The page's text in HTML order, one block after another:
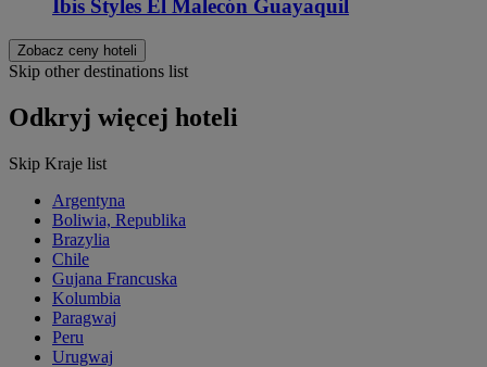
Ibis Styles El Malecón Guayaquil
Zobacz ceny hoteli
Skip other destinations list
Odkryj więcej hoteli
Skip Kraje list
Argentyna
Boliwia, Republika
Brazylia
Chile
Gujana Francuska
Kolumbia
Paragwaj
Peru
Urugwaj